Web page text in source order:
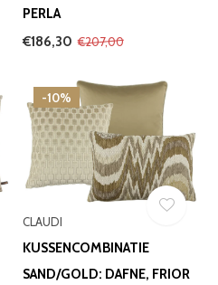
PERLA
€186,30 €207,00
-10%
CLAUDI
KUSSENCOMBINATIE
SAND/GOLD: DAFNE, FRIOR